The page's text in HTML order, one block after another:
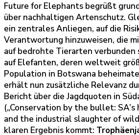
Future for Elephants begrüßt
über nachhaltigen Artenschutz.
ein zentrales Anliegen, auf die
Verantwortung hinzuweisen, die
auf bedrohte Tierarten verbunden
auf Elefanten, deren weltweit
Population in Botswana
erhält nun zusätzliche Relevanz
Bericht über die Jagdquoten in
(„Conservation by the bullet:
and the industrial slaughter of
klaren Ergebnis kommt: